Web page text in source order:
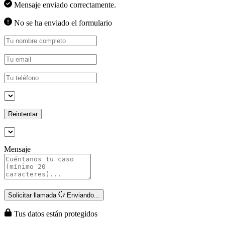
Mensaje enviado correctamente.
No se ha enviado el formulario
Reintentar
Mensaje
Solicitar llamada Enviando...
Tus datos están protegidos